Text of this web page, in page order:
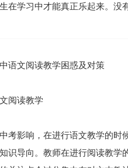
在学习中才能真正乐起来。没
语文阅读教学困惑及对策
阅读教学
考影响，在进行语文教学的时
识导向。教师在进行阅读教学